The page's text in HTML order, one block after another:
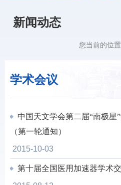
新闻动态
学术会议
您当前的位置
中国天文学会第二届“南极星
（第一轮通知）
2015-10-03
第十届全国医用加速器学术